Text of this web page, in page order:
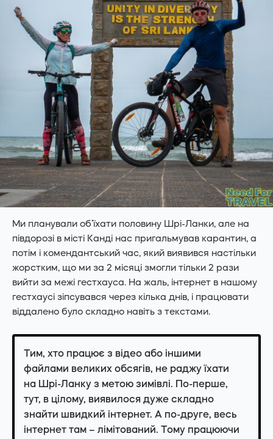
Ми планували об’їхати половину Шрі-Ланки, але на
півдорозі в місті Канді нас пригальмував карантин, а
потім і комендантський час, який виявився настільки
жорстким, що ми за 2 місяці змогли тільки 2 рази
вийти за межі гестхауса. На жаль, інтернет в нашому
гестхаусі зіпсувався через кілька днів, і працювати
віддалено було складно навіть з текстами.
Тим, хто працює з відео або іншими
файлами великих обсягів, не раджу їхати
на Шрі-Ланку з метою зимівлі. По-перше,
тут, в цілому, виявилося дуже складно
знайти швидкий інтернет. А по-друге, весь
інтернет там – лімітований. Тому працюючи